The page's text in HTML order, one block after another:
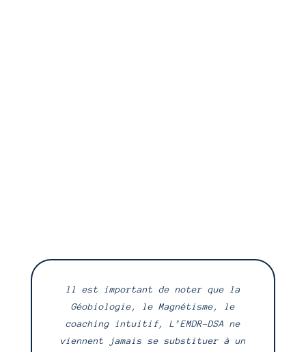
ll est important de noter que la
Géobiologie, le Magnétisme, le
coaching intuitif, L’EMDR-DSA ne
viennent jamais se substituer à un